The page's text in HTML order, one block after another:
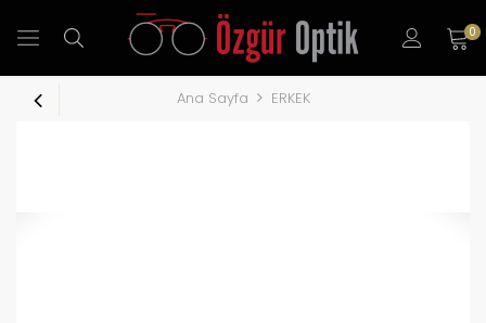
0
Ana Sayfa ERKEK